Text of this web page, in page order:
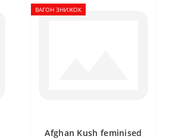
ВАГОН ЗНИЖОК
Afghan Kush feminised